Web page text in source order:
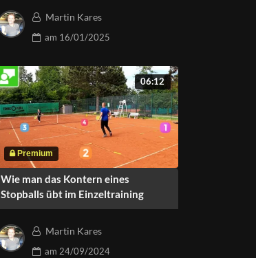
Martin Kares
am 16/01/2025
06:12
Wie man das Kontern eines
Stopballs übt im Einzeltraining
Martin Kares
am 24/09/2024